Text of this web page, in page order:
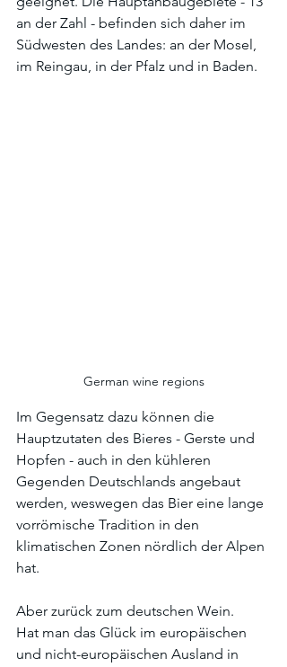
an der Zahl - befinden sich daher im
Südwesten des Landes: an der Mosel,
im Reingau, in der Pfalz und in Baden.
German wine regions
Im Gegensatz dazu können die
Hauptzutaten des Bieres - Gerste und
Hopfen - auch in den kühleren
Gegenden Deutschlands angebaut
werden, weswegen das Bier eine lange
vorrömische Tradition in den
klimatischen Zonen nördlich der Alpen
hat.
Aber zurück zum deutschen Wein.
Hat man das Glück im europäischen
und nicht-europäischen Ausland in